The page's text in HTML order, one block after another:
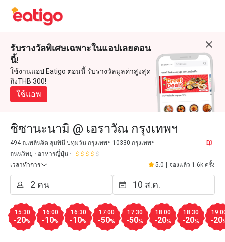
รับรางวัลพิเศษเฉพาะในแอปเลยตอน
นี้!
ใช้งานแอป Eatigo ตอนนี้ รับรางวัลมูลค่าสูงสุด
ถึงTHB 300!
ใช้แอพ
ชิซานะนามิ @ เอราวัณ กรุงเทพฯ
494 ถ.เพลินจิต ลุมพินี ปทุมวัน กรุงเทพฯ 10330 กรุงเทพฯ
ถนนวิทยุ
อาหารญี่ปุ่น
เวลาทำการ
5.0 จองแล้ว 1.6k ครั้ง
15:30
-20%
16:00
-10%
16:30
-10%
17:00
-50%
17:30
-50%
18:00
-20%
18:30
-20% -20